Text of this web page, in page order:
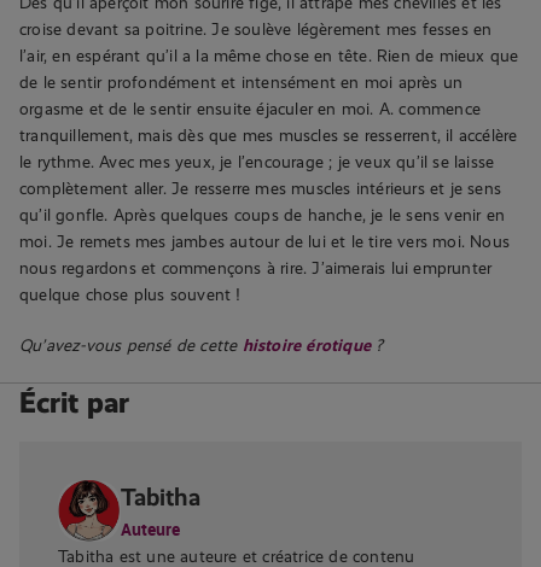
croise devant sa poitrine. Je soulève légèrement mes fesses en
l’air, en espérant qu’il a la même chose en tête. Rien de mieux que
de le sentir profondément et intensément en moi après un
orgasme et de le sentir ensuite éjaculer en moi. A. commence
tranquillement, mais dès que mes muscles se resserrent, il accélère
le rythme. Avec mes yeux, je l’encourage ; je veux qu’il se laisse
complètement aller. Je resserre mes muscles intérieurs et je sens
qu’il gonfle. Après quelques coups de hanche, je le sens venir en
moi. Je remets mes jambes autour de lui et le tire vers moi. Nous
nous regardons et commençons à rire. J’aimerais lui emprunter
quelque chose plus souvent !
Qu’avez-vous pensé de cette histoire érotique?
Écrit par
Tabitha
Auteure
Tabitha est une auteure et créatrice de contenu